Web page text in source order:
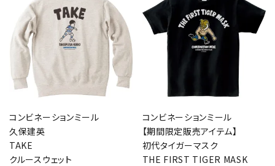
コンビネーションミール
久保建英
TAKE
クルースウェット
コンビネーションミール
【期間限定販売アイテム】
初代タイガーマスク
THE FIRST TIGER MASK